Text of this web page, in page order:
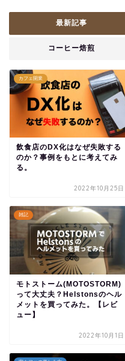
最新記事
コーヒー焙煎
カフェ開業
飲食店のDX化はなぜ失敗する
のか？事例をもとに考えてみ
る。
2022年10月25日
雑記
モトストーム(MOTOSTORM)
って大丈夫？Helstonsのヘル
メットを買ってみた。【レビ
ュー】
2022年10月1日